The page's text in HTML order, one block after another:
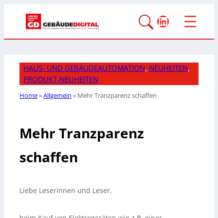
LinkedIn
HAUS- UND GEBÄUDEAUTOMATION, NEUHEITEN
PRODUKT-NEUHEITEN
Home»Allgemein » Mehr Tranzparenz schaffen
Mehr Tranzparenz
schaffen
Liebe Leserinnen und Leser,